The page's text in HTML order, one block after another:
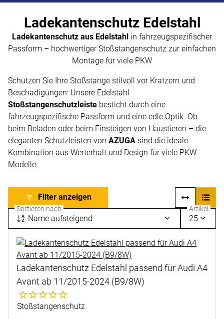
Ladekantenschutz Edelstahl
Ladekantenschutz aus Edelstahl in fahrzeugspezifischer
Passform – hochwertiger Stoßstangenschutz zur einfachen
Montage für viele PKW
Schützen Sie Ihre Stoßstange stilvoll vor Kratzern und
Beschädigungen: Unsere Edelstahl
Stoßstangenschutzleiste besticht durch eine
fahrzeugspezifische Passform und eine edle Optik. Ob
beim Beladen oder beim Einsteigen von Haustieren – die
eleganten Schutzleisten von AZUGA sind die ideale
Kombination aus Werterhalt und Design für viele PKW-
Modelle.
Filter anzeigen
Sortieren nach
Name aufsteigend
Artikel
25
Ladekantenschutz Edelstahl passend für Audi A4
Avant ab 11/2015-2024 (B9/8W)
Noch keine Bewertungen abgegeben
Stoßstangenschutz